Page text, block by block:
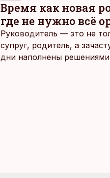
Время как новая
где не нужно всё
Руководитель — это не
супруг, родитель, а
дни наполнены